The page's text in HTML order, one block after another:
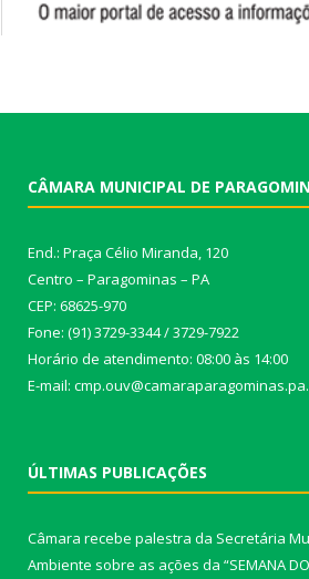
CÂMARA MUNICIPAL DE
End.: Praça Célio Miranda, 120
Centro – Paragominas – PA
CEP: 68625-970
Fone: (91) 3729-3344 / 3729-7922
Horário de atendimento: 08:00 às 14:00
E-mail:
ÚLTIMAS PUBLICAÇÕES
Câmara recebe palestra da Secretária
Ambiente sobre as ações da “SEMANA DO